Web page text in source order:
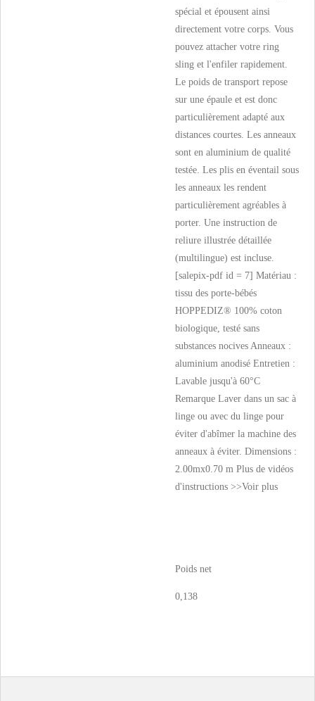
spécial et épousent ainsi
directement votre corps. Vous
pouvez attacher votre ring
sling et l'enfiler rapidement.
Le poids de transport repose
sur une épaule et est donc
particulièrement adapté aux
distances courtes. Les anneaux
sont en aluminium de qualité
testée. Les plis en éventail sous
les anneaux les rendent
particulièrement agréables à
porter. Une instruction de
reliure illustrée détaillée
(multilingue) est incluse.
[salepix-pdf id = 7] Matériau :
tissu des porte-bébés
HOPPEDIZ® 100% coton
biologique, testé sans
substances nocives Anneaux :
aluminium anodisé Entretien :
Lavable jusqu'à 60°C
Remarque Laver dans un sac à
linge ou avec du linge pour
éviter d'abîmer la machine des
anneaux à éviter. Dimensions :
2.00mx0.70 m Plus de vidéos
d'instructions >>Voir plus
Poids net
0,138